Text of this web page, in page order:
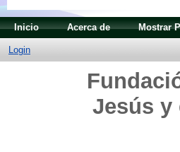
Inicio Acerca de Mostrar
Login
Jesús y